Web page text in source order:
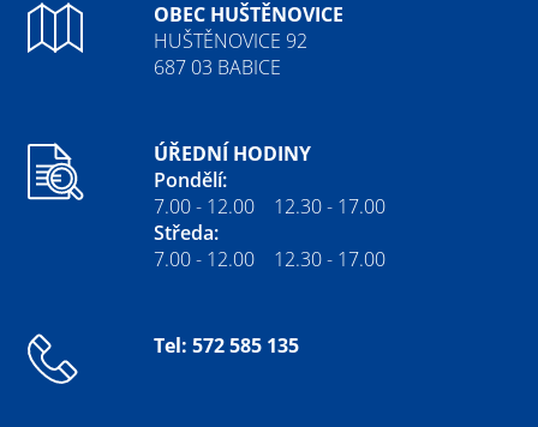
OBEC HUŠTĚNOVICE
HUŠTĚNOVICE 92
687 03 BABICE
ÚŘEDNÍ HODINY
Pondělí:
7.00 - 12.00 12.30 - 17.00
Středa:
7.00 - 12.00 12.30 - 17.00
Tel: 572 585 135